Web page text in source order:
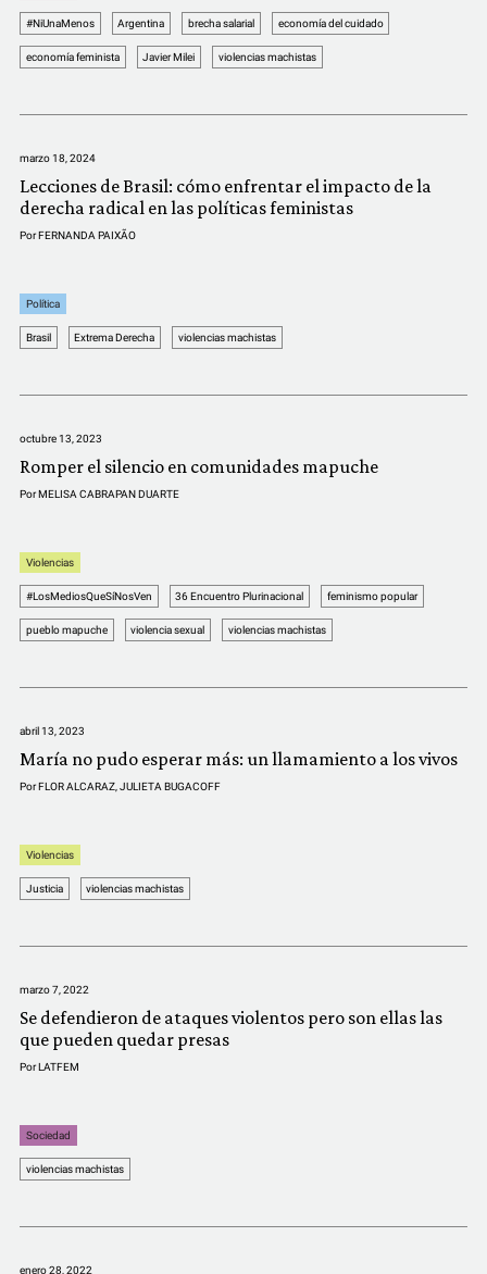
#NiUnaMenos Argentina brecha salarial economía del cuidado
economía feminista Javier Milei violencias machistas
marzo 18, 2024
Lecciones de Brasil: cómo enfrentar el impacto de la
derecha radical en las políticas feministas
PorFERNANDA PAIXÃO
Política
Brasil Extrema Derecha violencias machistas
octubre 13, 2023
Romper el silencio en comunidades mapuche
PorMELISA CABRAPAN DUARTE
Violencias
#LosMediosQueSíNosVen 36 Encuentro Plurinacional feminismo popular
pueblo mapuche violencia sexual violencias machistas
abril 13, 2023
María no pudo esperar más: un llamamiento a los vivos
PorFLOR ALCARAZ JULIETA BUGACOFF
Violencias
Justicia violencias machistas
marzo 7, 2022
Se defendieron de ataques violentos pero son ellas las
que pueden quedar presas
PorLATFEM
Sociedad
violencias machistas
enero 28, 2022